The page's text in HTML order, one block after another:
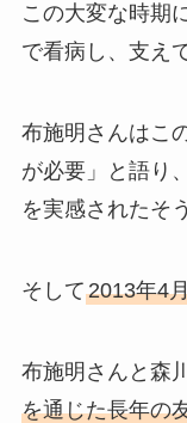
この大変な時期
で看病し、支え
布施明さんはこ
が必要」と語り
を実感されたそ
そして2013年4
布施明さんと森
を通じた長年の